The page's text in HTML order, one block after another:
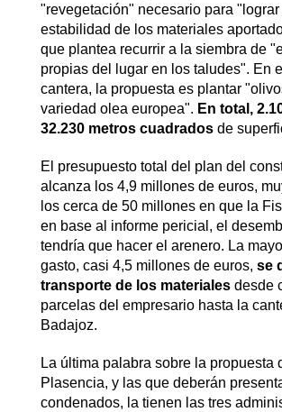
"revegetación" necesario para
estabilidad de los materiales
que plantea recurrir a la siembra de
propias del lugar en los taludes". En
cantera, la propuesta es plantar
variedad olea europea". En total,
32.230 metros cuadradosde
El presupuesto total del plan del
alcanza los 4,9 millones de euros,
los cerca de 50 millones en que la
en base al informe pericial, el
tendría que hacer el arenero. La
gasto, casi 4,5 millones de euros, se
transporte de los materialesdesde
parcelas del empresario hasta la
Badajoz.
La última palabra sobre la propuesta
Plasencia, y las que deberán
condenados, la tienen las tres